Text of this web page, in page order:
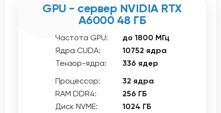
GPU - сервер NVIDIA RTX
A6000 48 ГБ
Частота GPU:
до 1800 МГц
Ядра CUDA:
10752 ядра
Тензор-ядра:
336 ядер
Процессор:
32 ядра
RAM DDR4:
256 ГБ
Диск NVME:
1024 ГБ